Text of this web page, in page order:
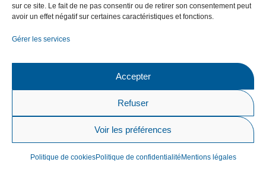
sur ce site. Le fait de ne pas consentir ou de retirer son consentement peut
avoir un effet négatif sur certaines caractéristiques et fonctions.
Gérer les services
Accepter
Refuser
Voir les préférences
Politique de cookiesPolitique de confidentialité Mentions légales
Physiologiste
Somnologue
CHU d’Angers et
Centre de
compétence
Mme Jade
VANBUIS, PhD